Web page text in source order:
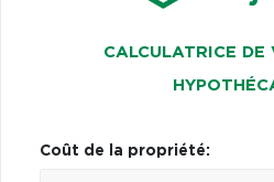
CALCULATRICE DE
Coût de la propriété: